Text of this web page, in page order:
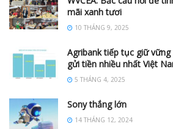
mãi xanh tươi
10 THÁNG 9, 2025
Agribank tiếp tục giữ
gửi tiền nhiều nhất Việt
5 THÁNG 4, 2025
Sony thắng lớn
14 THÁNG 12, 2024